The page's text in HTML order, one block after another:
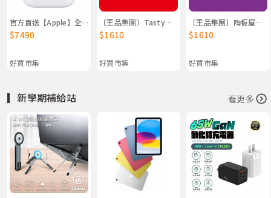
官方直送【Apple】全新 AirPods Pro 3 蘋果原廠出貨
$7490
好買市集
〔王品集團〕Tasty西堤餐券 2入組
$1610
好買市集
〔王品集團〕陶板屋餐券 2入組
$1610
好買市集
▎新學期補給站 看更多